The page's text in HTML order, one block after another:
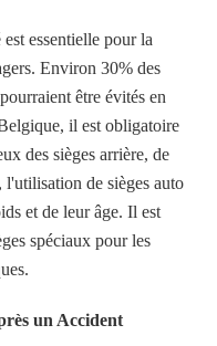
essentielle pour la
Environ 30% des
être évités en
il est obligatoire
des sièges arrière, de
de sièges auto
et de leur âge. Il est
spéciaux pour les
un Accident